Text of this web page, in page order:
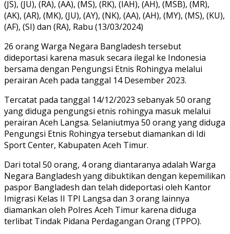
(JS), (JU), (RA), (AA), (MS), (RK), (IAH), (AH), (MSB), (MR),
(AK), (AR), (MK), (JU), (AY), (NK), (AA), (AH), (MY), (MS), (KU),
(AF), (SI) dan (RA), Rabu (13/03/2024)
26 orang Warga Negara Bangladesh tersebut
dideportasi karena masuk secara ilegal ke Indonesia
bersama dengan Pengungsi Etnis Rohingya melalui
perairan Aceh pada tanggal 14 Desember 2023.
Tercatat pada tanggal 14/12/2023 sebanyak 50 orang
yang diduga pengungsi etnis rohingya masuk melalui
perairan Aceh Langsa. Selaniutmya 50 orang yang diduga
Pengungsi Etnis Rohingya tersebut diamankan di Idi
Sport Center, Kabupaten Aceh Timur.
Dari total 50 orang, 4 orang diantaranya adalah Warga
Negara Bangladesh yang dibuktikan dengan kepemilikan
paspor Bangladesh dan telah dideportasi oleh Kantor
Imigrasi Kelas II TPI Langsa dan 3 orang lainnya
diamankan oleh Polres Aceh Timur karena diduga
terlibat Tindak Pidana Perdagangan Orang (TPPO).